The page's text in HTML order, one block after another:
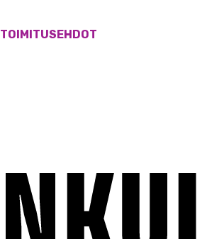
TOIMITUSEHDOT